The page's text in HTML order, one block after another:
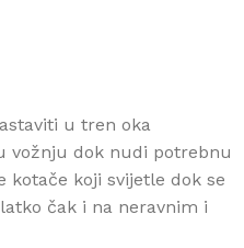
u tren oka
vožnju dok nudi potrebnu
kotače koji svijetle dok se
čak i na neravnim i